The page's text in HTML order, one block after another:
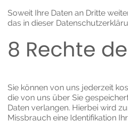
Soweit Ihre Daten an Dritte
das in dieser
8 Rechte
Sie können von uns jederzeit
die von uns über Sie
Daten verlangen. Hierbei wird
Missbrauch eine Identifikation